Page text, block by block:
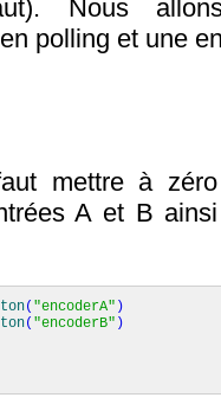
Nous
polling et une
mettre à
A et B
( "encoderA" )
( "encoderB" )